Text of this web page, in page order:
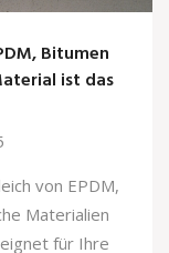
Bitumen
ist das
von EPDM,
Materialien
für Ihre